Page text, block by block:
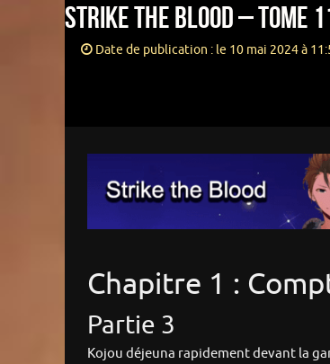
Strike the Blood – Tome
Date de publication : le 10 mai 2024 à
Chapitre 1 :
Partie 3
Kojou déjeuna rapidement devant la